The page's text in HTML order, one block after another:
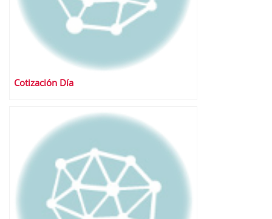
Cotización Día